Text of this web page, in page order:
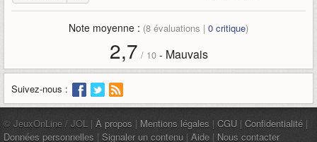
Note moyenne : (8 évaluations | 0 critique)
2,7 / 10- Mauvais
Suivez-nous :
© JeuxOnLine / JOL | À propos | Mentions légales | CGU | Confidentialité |
Données personnelles | Signaler un contenu | Aide | Nous contacter